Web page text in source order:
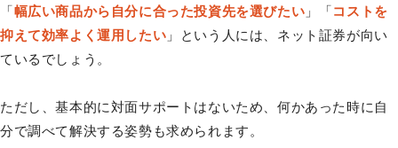
「幅広い商品から自分に合った投資先を選びたい 」「コストを
抑えて効率よく運用したい 」という人には、ネット証券が向い
ているでしょう。
ただし、基本的に対面サポートはないため、何かあった時に自
分で調べて解決する姿勢も求められます。